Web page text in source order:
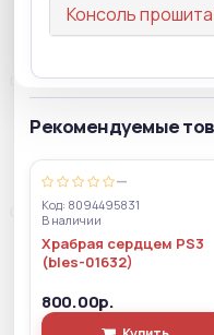
Консоль
Рекомендуемые
—
Код: 8094495831
В наличии
Храбрая сердцем PS3
(bles-01632)
800.00р.